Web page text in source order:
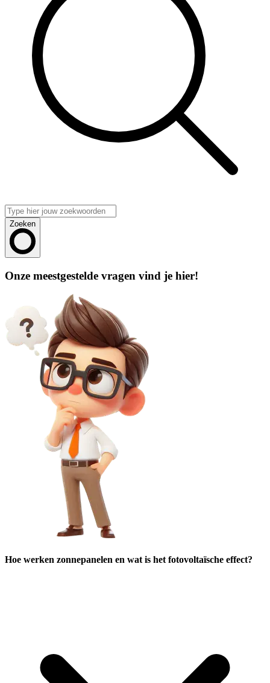
Zoeken
Onze meestgestelde vragen vind je hier!
Hoe werken zonnepanelen en wat is het fotovoltaïsche effect?